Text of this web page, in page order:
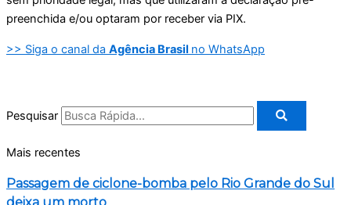
preenchida e/ou optaram por receber via PIX.
>> Siga o canal da Agência Brasil no WhatsApp
Pesquisar
Mais recentes
Passagem de ciclone-bomba pelo Rio Grande do Sul